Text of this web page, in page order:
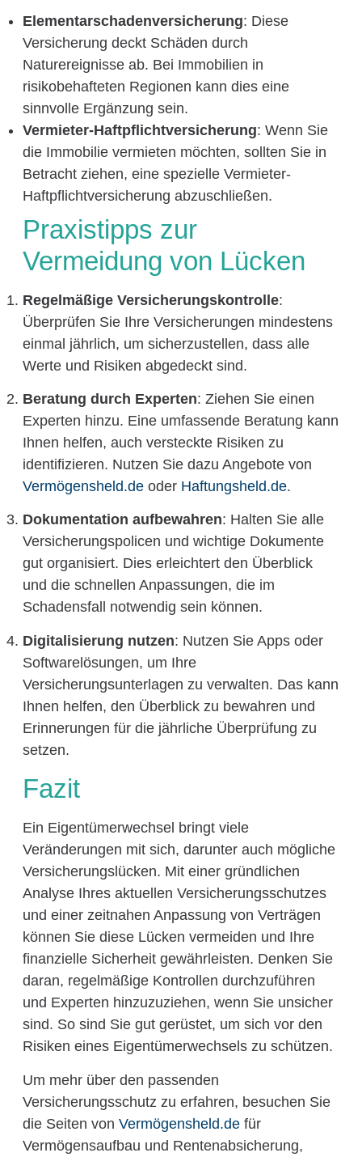
Elementarschadenversicherung: Diese
Versicherung deckt Schäden durch
Naturereignisse ab. Bei Immobilien in
risikobehafteten Regionen kann dies eine
sinnvolle Ergänzung sein.
Vermieter-Haftpflichtversicherung: Wenn Sie
die Immobilie vermieten möchten, sollten Sie in
Betracht ziehen, eine spezielle Vermieter-
Haftpflichtversicherung abzuschließen.
Praxistipps zur
Vermeidung von Lücken
Regelmäßige Versicherungskontrolle:
Überprüfen Sie Ihre Versicherungen mindestens
einmal jährlich, um sicherzustellen, dass alle
Werte und Risiken abgedeckt sind.
Beratung durch Experten: Ziehen Sie einen
Experten hinzu. Eine umfassende Beratung kann
Ihnen helfen, auch versteckte Risiken zu
identifizieren. Nutzen Sie dazu Angebote von
Vermögensheld.deoder Haftungsheld.de.
Dokumentation aufbewahren: Halten Sie alle
Versicherungspolicen und wichtige Dokumente
gut organisiert. Dies erleichtert den Überblick
und die schnellen Anpassungen, die im
Schadensfall notwendig sein können.
Digitalisierung nutzen: Nutzen Sie Apps oder
Softwarelösungen, um Ihre
Versicherungsunterlagen zu verwalten. Das kann
Ihnen helfen, den Überblick zu bewahren und
Erinnerungen für die jährliche Überprüfung zu
setzen.
Fazit
Ein Eigentümerwechsel bringt viele
Veränderungen mit sich, darunter auch mögliche
Versicherungslücken. Mit einer gründlichen
Analyse Ihres aktuellen Versicherungsschutzes
und einer zeitnahen Anpassung von Verträgen
können Sie diese Lücken vermeiden und Ihre
finanzielle Sicherheit gewährleisten. Denken Sie
daran, regelmäßige Kontrollen durchzuführen
und Experten hinzuzuziehen, wenn Sie unsicher
sind. So sind Sie gut gerüstet, um sich vor den
Risiken eines Eigentümerwechsels zu schützen.
Um mehr über den passenden
Versicherungsschutz zu erfahren, besuchen Sie
die Seiten von Vermögensheld.defür
Vermögensaufbau und Rentenabsicherung,